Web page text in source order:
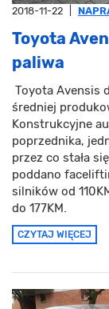
2018-11-22
Toyota
paliwa
Toyota Avensis
średniej
Konstrukcyjne
poprzednika,
przez co stała
poddano
silników od
do 177KM.
CZYTAJ WIĘCEJ